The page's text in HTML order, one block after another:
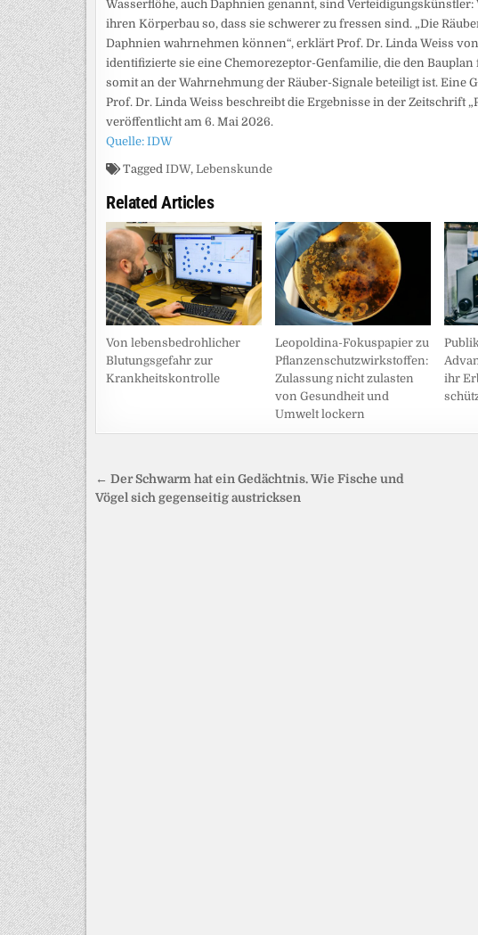
Wasserflöhe, auch Daphnien genannt, sind
ihren Körperbau so, dass sie schwerer zu fressen sind. „Die
Daphnien wahrnehmen können“, erklärt Prof. Dr. Linda Weiss
identifizierte sie eine Chemorezeptor-Genfamilie, die den
somit an der Wahrnehmung der Räuber-Signale beteiligt ist. Eine
Prof. Dr. Linda Weiss beschreibt die Ergebnisse in der Zeitschrift
veröffentlicht am 6. Mai 2026.
Quelle: IDW
Tagged IDW, Lebenskunde
Related Articles
Von lebensbedrohlicher
Blutungsgefahr zur
Krankheitskontrolle
Leopoldina-Fokuspapier zu
Pflanzenschutzwirkstoffen:
Zulassung nicht zulasten
von Gesundheit und
Umwelt lockern
ihr
Beitragsnavigation
← Der Schwarm hat ein Gedächtnis. Wie Fische und
Vögel sich gegenseitig austricksen